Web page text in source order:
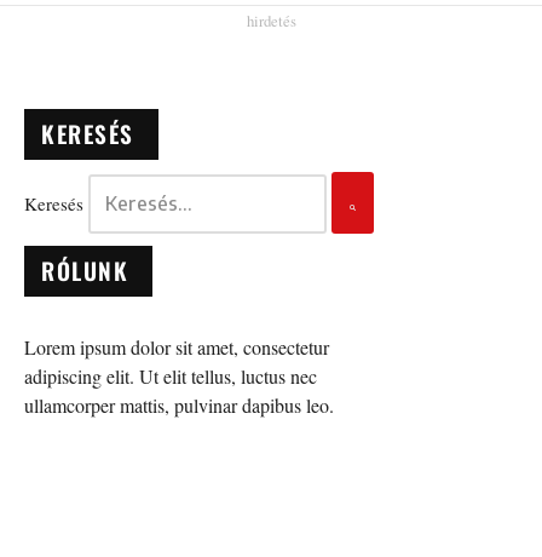
KERESÉS
Keresés
RÓLUNK
Lorem ipsum dolor sit amet, consectetur
adipiscing elit. Ut elit tellus, luctus nec
ullamcorper mattis, pulvinar dapibus leo.